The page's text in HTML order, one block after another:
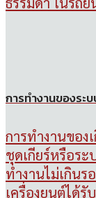
การทำงานของระ
การทำงานของ
ชุดเกียร์หรือระ
ทำงานไม่เกินร
เครื่องยนต์ได้รั